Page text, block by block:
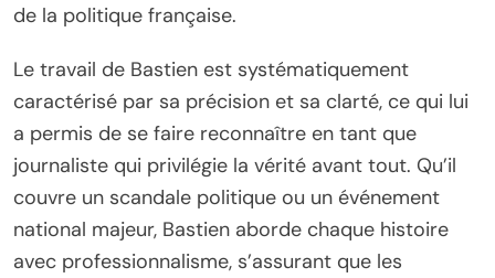
de la politique française.
Le travail de Bastien est systématiquement
caractérisé par sa précision et sa clarté, ce qui lui
a permis de se faire reconnaître en tant que
journaliste qui privilégie la vérité avant tout. Qu’il
couvre un scandale politique ou un événement
national majeur, Bastien aborde chaque histoire
avec professionnalisme, s’assurant que les